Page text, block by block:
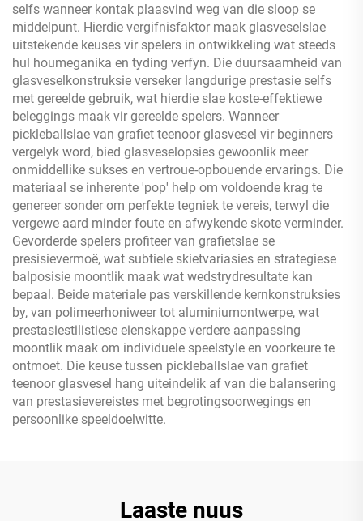
selfs wanneer kontak plaasvind weg van die sloop se
middelpunt. Hierdie vergifnisfaktor maak glasveselslae
uitstekende keuses vir spelers in ontwikkeling wat steeds
hul houmeganika en tyding verfyn. Die duursaamheid van
glasveselkonstruksie verseker langdurige prestasie selfs
met gereelde gebruik, wat hierdie slae koste-effektiewe
beleggings maak vir gereelde spelers. Wanneer
pickleballslae van grafiet teenoor glasvesel vir beginners
vergelyk word, bied glasveselopsies gewoonlik meer
onmiddellike sukses en vertroue-opbouende ervarings. Die
materiaal se inherente 'pop' help om voldoende krag te
genereer sonder om perfekte tegniek te vereis, terwyl die
vergewe aard minder foute en afwykende skote verminder.
Gevorderde spelers profiteer van grafietslae se
presisievermoë, wat subtiele skietvariasies en strategiese
balposisie moontlik maak wat wedstrydresultate kan
bepaal. Beide materiale pas verskillende kernkonstruksies
by, van polimeerhoniweer tot aluminiumontwerpe, wat
prestasiestilistiese eienskappe verdere aanpassing
moontlik maak om individuele speelstyle en voorkeure te
ontmoet. Die keuse tussen pickleballslae van grafiet
teenoor glasvesel hang uiteindelik af van die balansering
van prestasievereistes met begrotingsoorwegings en
persoonlike speeldoelwitte.
Laaste nuus